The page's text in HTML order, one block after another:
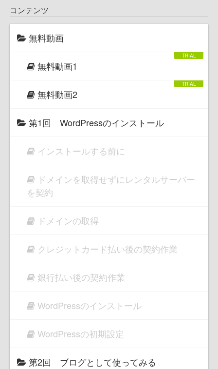
コンテンツ
無料動画
無料動画1
無料動画2
第1回 WordPressのインストール
インストールする前に
ドメインを取得せずにレンタルサーバー
を契約
ドメインの取得
クレジットカード払い後の契約作業
銀行払い後の契約作業
WordPressのインストール
WordPressの初期設定
第2回 ブログとして使ってみる